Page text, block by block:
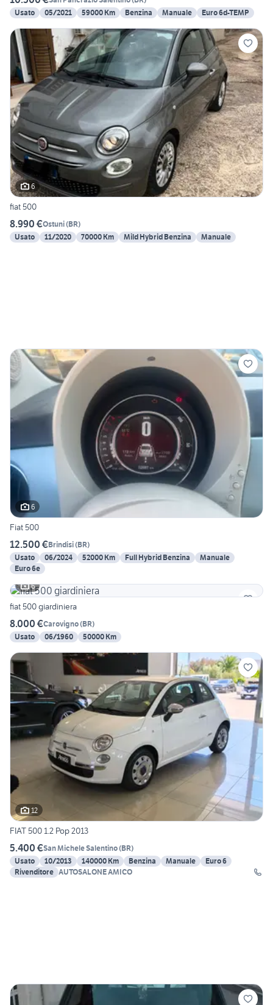
Usato
05/2021 59000 Km Benzina Manuale Euro 6d-TEMP
6
fiat 500
8.990 €Ostuni(BR)
Usato
11/2020 70000 Km Mild Hybrid Benzina Manuale
6
Fiat 500
12.500 €Brindisi(BR)
Usato
06/2024 52000 Km Full Hybrid Benzina
Manuale
Euro 6e
6
fiat 500 giardiniera
8.000 €Carovigno(BR)
Usato
06/1960 50000 Km
12
FIAT 500 1.2 Pop 2013
5.400 €San Michele Salentino(BR)
Usato
10/2013 140000 Km Benzina Manuale
Euro 6
Rivenditore AUTOSALONE AMICO